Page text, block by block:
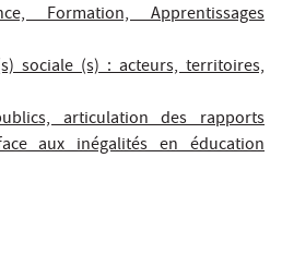
Formation, Apprentissages
sociale (s) : acteurs, territoires,
articulation des rapports
aux inégalités en éducation